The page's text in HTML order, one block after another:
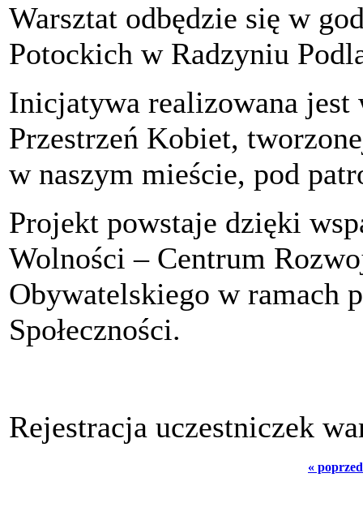
Warsztat odbędzie się w
Potockich w Radzyniu
Inicjatywa realizowana jest
Przestrzeń Kobiet,
w naszym mieście, pod
Projekt powstaje dzięki
Wolności – Centrum
Obywatelskiego w ramach
Społeczności.
Rejestracja uczestniczek
«